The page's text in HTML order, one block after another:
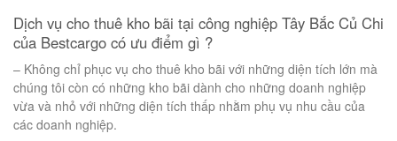
Dịch vụ cho thuê kho bãi tại công nghiệp Tây Bắc Củ Chi
của Bestcargo có ưu điểm gì ?
– Không chỉ phục vụ cho thuê kho bãi với những diện tích lớn mà
chúng tôi còn có những kho bãi dành cho những doanh nghiệp
vừa và nhỏ với những diện tích thấp nhằm phụ vụ nhu cầu của
các doanh nghiệp.